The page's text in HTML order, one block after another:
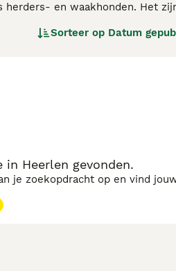
en waakhonden. Het
met zoveel mogelijk mentale
Sorteer op Datum
Heerlen gevonden.
je zoekopdracht op en vind